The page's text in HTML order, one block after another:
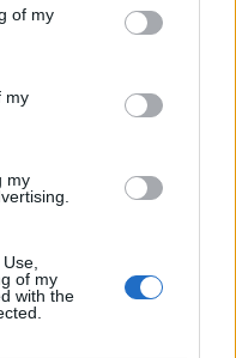
of my
my
my
of my
with the